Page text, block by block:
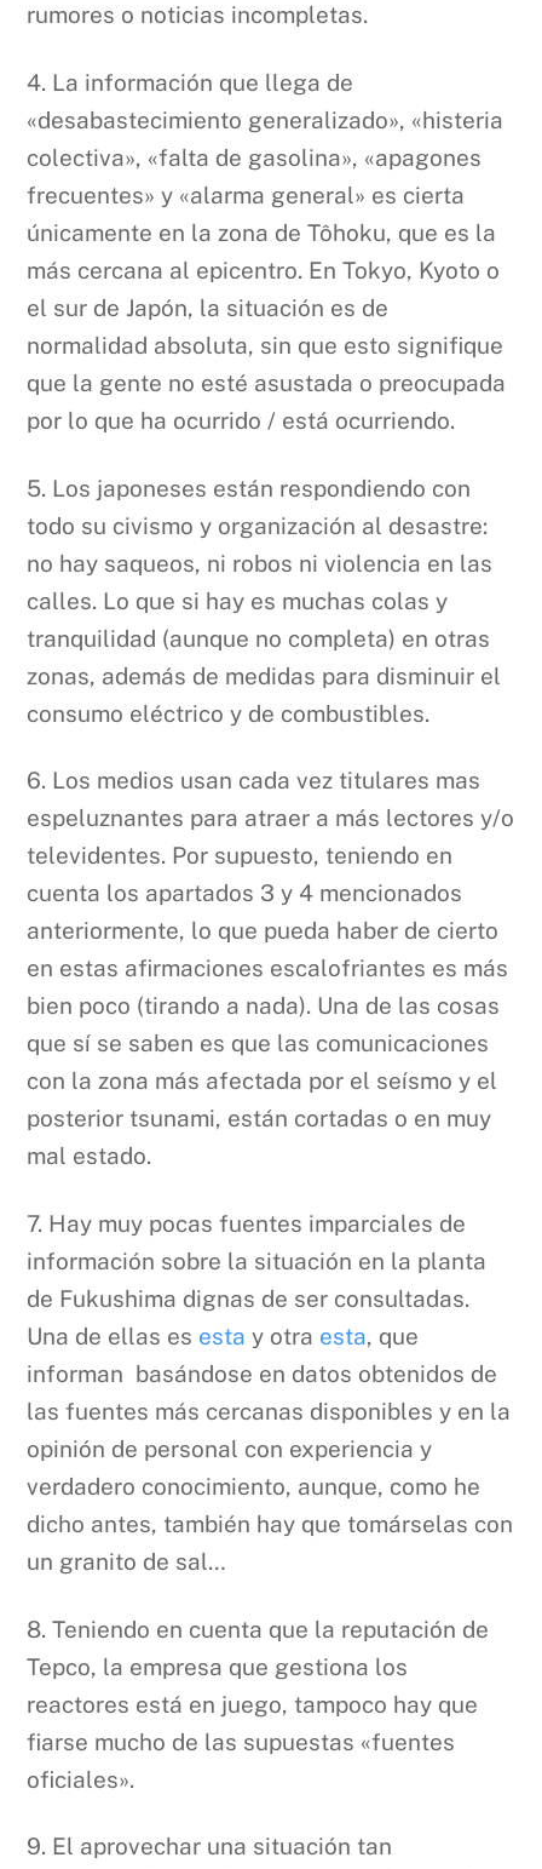
rumores o noticias incompletas.
4. La información que llega de
«desabastecimiento generalizado», «histeria
colectiva», «falta de gasolina», «apagones
frecuentes» y «alarma general» es cierta
únicamente en la zona de Tôhoku, que es la
más cercana al epicentro. En Tokyo, Kyoto o
el sur de Japón, la situación es de
normalidad absoluta, sin que esto signifique
que la gente no esté asustada o preocupada
por lo que ha ocurrido / está ocurriendo.
5. Los japoneses están respondiendo con
todo su civismo y organización al desastre:
no hay saqueos, ni robos ni violencia en las
calles. Lo que si hay es muchas colas y
tranquilidad (aunque no completa) en otras
zonas, además de medidas para disminuir el
consumo eléctrico y de combustibles.
6. Los medios usan cada vez titulares mas
espeluznantes para atraer a más lectores y/o
televidentes. Por supuesto, teniendo en
cuenta los apartados 3 y 4 mencionados
anteriormente, lo que pueda haber de cierto
en estas afirmaciones escalofriantes es más
bien poco (tirando a nada). Una de las cosas
que sí se saben es que las comunicaciones
con la zona más afectada por el seísmo y el
posterior tsunami, están cortadas o en muy
mal estado.
7. Hay muy pocas fuentes imparciales de
información sobre la situación en la planta
de Fukushima dignas de ser consultadas.
Una de ellas es esta y otra esta, que
informan basándose en datos obtenidos de
las fuentes más cercanas disponibles y en la
opinión de personal con experiencia y
verdadero conocimiento, aunque, como he
dicho antes, también hay que tomárselas con
un granito de sal…
8. Teniendo en cuenta que la reputación de
Tepco, la empresa que gestiona los
reactores está en juego, tampoco hay que
fiarse mucho de las supuestas «fuentes
oficiales».
9. El aprovechar una situación tan